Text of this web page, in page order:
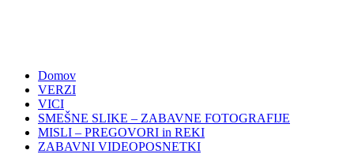
Domov
VERZI
VICI
SMEŠNE SLIKE – ZABAVNE FOTOGRAFIJE
MISLI – PREGOVORI in REKI
ZABAVNI VIDEOPOSNETKI